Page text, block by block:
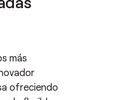
más
ofreciendo